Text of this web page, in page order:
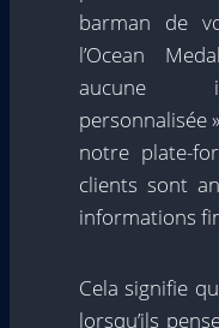
barman de
l’Ocean
aucune
personnalisée
notre plate-
clients sont
informations
Cela signifie
lorsqu’ils